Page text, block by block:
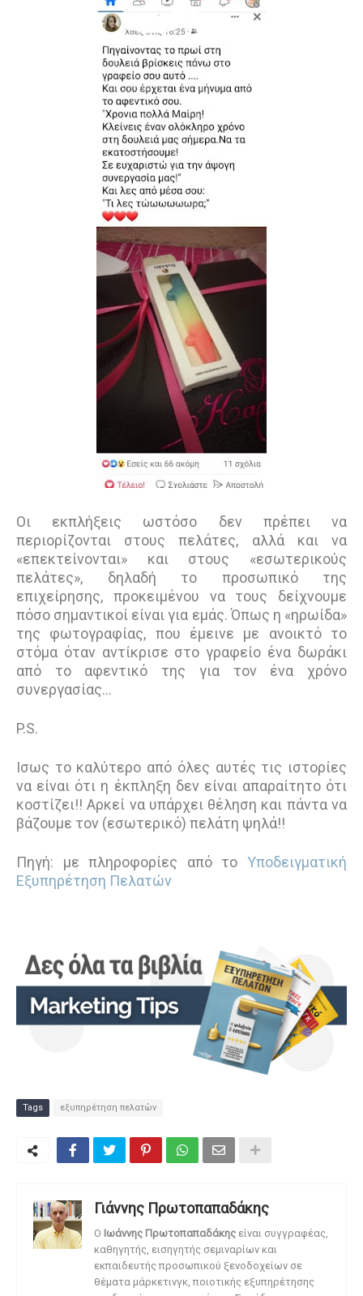
Οι εκπλήξεις ωστόσο δεν πρέπει να
περιορίζονται στους πελάτες, αλλά και να
«επεκτείνονται» και στους «εσωτερικούς
πελάτες», δηλαδή το προσωπικό της
επιχείρησης, προκειμένου να τους δείχνουμε
πόσο σημαντικοί είναι για εμάς. Όπως η «ηρωίδα»
της φωτογραφίας, που έμεινε με ανοικτό το
στόμα όταν αντίκρισε στο γραφείο ένα δωράκι
από το αφεντικό της για τον ένα χρόνο
συνεργασίας…
P.S.
Ισως το καλύτερο από όλες αυτές τις ιστορίες
να είναι ότι η έκπληξη δεν είναι απαραίτητο ότι
κοστίζει!! Αρκεί να υπάρχει θέληση και πάντα να
βάζουμε τον (εσωτερικό) πελάτη ψηλά!!
Πηγή: με πληροφορίες από το Υποδειγματική
Εξυπηρέτηση Πελατών
Tags εξυπηρέτηση πελατών
Γιάννης Πρωτοπαπαδάκης
O Ιωάννης Πρωτοπαπαδάκης είναι συγγραφέας,
καθηγητής, εισηγητής σεμιναρίων και
εκπαιδευτής προσωπικού ξενοδοχείων σε
θέματα μάρκετινγκ, ποιοτικής εξυπηρέτησης